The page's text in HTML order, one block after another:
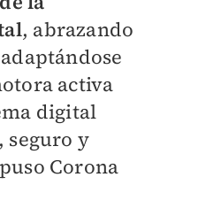
, abrazando
activa
digital
seguro y
Corona